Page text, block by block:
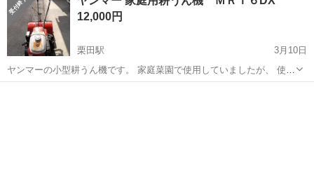
られる方をお願いします。
12,000円
栗田駅
3月10日
ヤンマーの小型耕うん機です。 家庭菜園で使用していましたが、 使わ
なくなったので出品します。 しばらく使っていなかったので、サビ等